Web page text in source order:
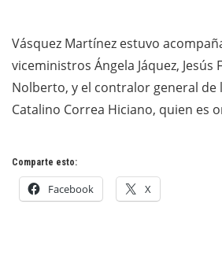
Vásquez Martínez estuvo
viceministros Ángela Jáquez, Jesús
Nolberto, y el contralor general de
Catalino Correa Hiciano, quien es
Comparte esto:
Facebook X